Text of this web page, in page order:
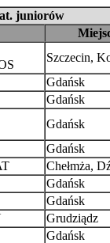
juniorów
Szczecin,
Gdańsk
Gdańsk
Gdańsk
Gdańsk
Chełmża,
Gdańsk
Gdańsk
Grudziądz
Gdańsk